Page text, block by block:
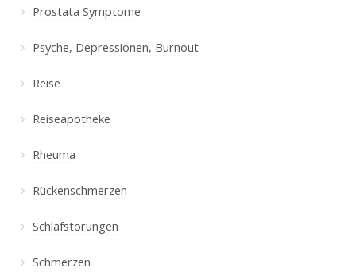
Prostata Symptome
Psyche, Depressionen, Burnout
Reise
Reiseapotheke
Rheuma
Rückenschmerzen
Schlafstörungen
Schmerzen